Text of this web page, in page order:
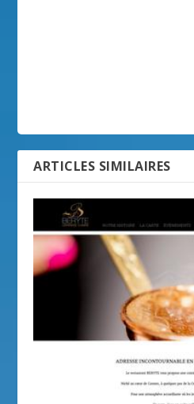
ARTICLES SIMILAIRES